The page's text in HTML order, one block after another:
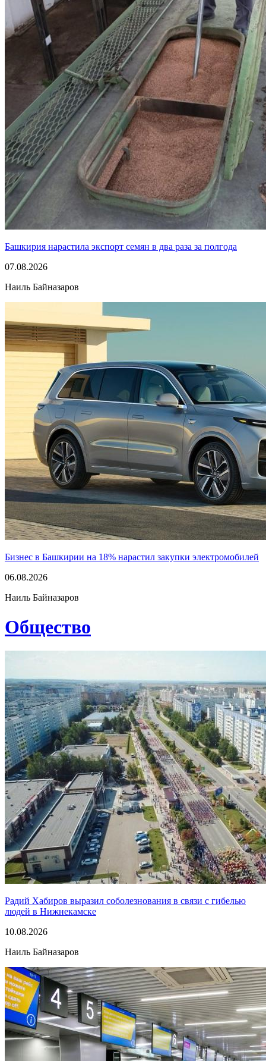
Башкирия нарастила экспорт семян в два раза за полгода
07.08.2026
Наиль Байназаров
Бизнес в Башкирии на 18% нарастил закупки электромобилей
06.08.2026
Наиль Байназаров
Общество
Радий Хабиров выразил соболезнования в связи с гибелью
людей в Нижнекамске
10.08.2026
Наиль Байназаров